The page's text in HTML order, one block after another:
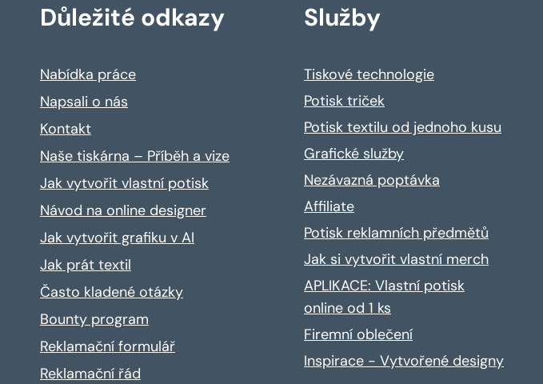
Důležité odkazy
Nabídka práce
Napsali o nás
Kontakt
Naše tiskárna – Příběh a vize
Jak vytvořit vlastní potisk
Návod na online designer
Jak vytvořit grafiku v AI
Jak prát textil
Často kladené otázky
Bounty program
Reklamační formulář
Reklamační řád
Služby
Tiskové technologie
Potisk triček
Potisk textilu od jednoho kusu
Grafické služby
Nezávazná poptávka
Affiliate
Potisk reklamních předmětů
Jak si vytvořit vlastní merch
APLIKACE: Vlastní potisk
online od 1 ks
Firemní oblečení
Inspirace - Vytvořené designy